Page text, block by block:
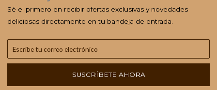
Sé el primero en recibir ofertas exclusivas y novedades
deliciosas directamente en tu bandeja de entrada.
SUSCRÍBETE AHORA